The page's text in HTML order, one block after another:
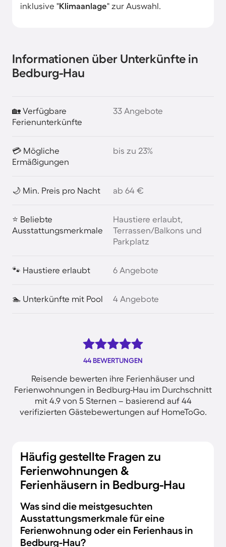
inklusive "Klimaanlage" zur Auswahl.
Informationen über Unterkünfte in
Bedburg-Hau
🏡 Verfügbare
Ferienunterkünfte
33 Angebote
💳 Mögliche
Ermäßigungen
bis zu 23%
🌙 Min. Preis pro Nacht ab 64 €
⭐ Beliebte
Ausstattungsmerkmale
Haustiere erlaubt,
Terrassen/Balkons und
Parkplatz
🐾 Haustiere erlaubt 6 Angebote
🏊 Unterkünfte mit Pool 4 Angebote
44 BEWERTUNGEN
Reisende bewerten ihre Ferienhäuser und
Ferienwohnungen in Bedburg-Hau im Durchschnitt
mit 4.9 von 5 Sternen – basierend auf 44
verifizierten Gästebewertungen auf HomeToGo.
Häufig gestellte Fragen zu
Ferienwohnungen &
Ferienhäusern in Bedburg-Hau
Was sind die meistgesuchten
Ausstattungsmerkmale für eine
Ferienwohnung oder ein Ferienhaus in
Bedburg-Hau?